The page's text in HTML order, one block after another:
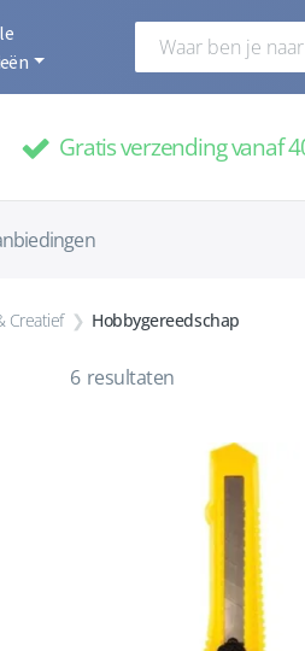
Gratis verzending vanaf
Creatief Hobbygereedschap
6 resultaten